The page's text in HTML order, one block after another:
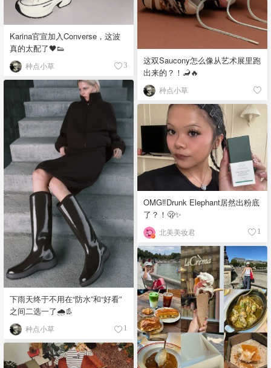
Karina官宣加入Converse，这波
真的太配了🖤👟
种点小草 3
这双Saucony怎么像从艺术展里跑
出来的？！🦂🔥
种点小草
下雨天终于不用在“防水”和“好看”
之间二选一了🌧️👢
种点小草 1
OMG‼️Drunk Elephant居然出粉底
了？！🫢✨
北美美妆君 1